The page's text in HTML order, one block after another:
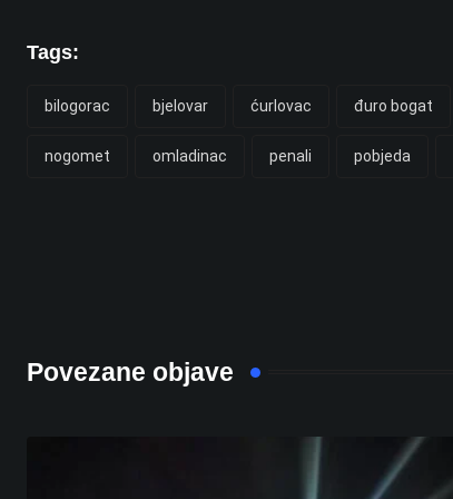
Tags:
bilogorac bjelovar ćurlovac đuro bogat
nogomet omladinac penali pobjeda
Povezane objave